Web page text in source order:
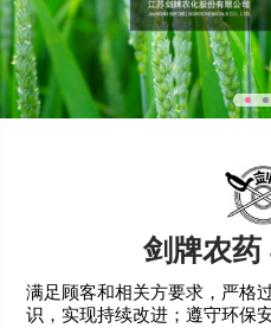
剑牌农药
满足顾客和相关方要求，严格
识，实现持续改进；遵守环保